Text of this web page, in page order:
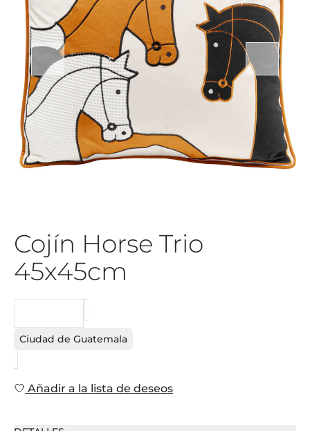
Cojín Horse Trio
45x45cm
Ciudad de Guatemala
Añadir a la lista de deseos